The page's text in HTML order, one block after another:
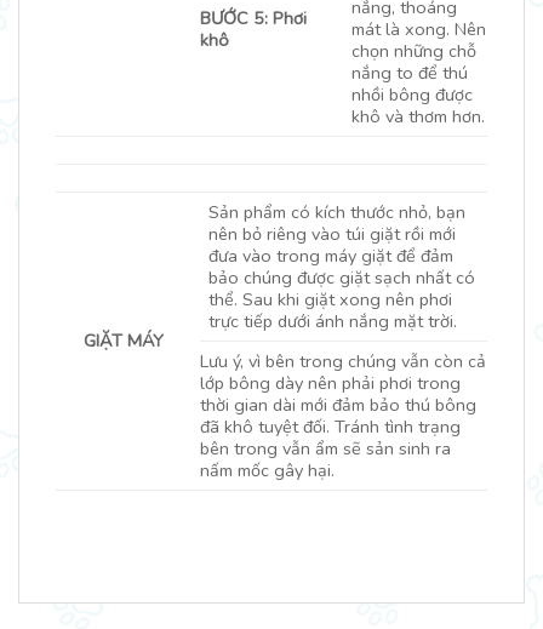
BƯỚC 5: Phơi
khô
nắng, thoáng
mát là xong. Nên
chọn những chỗ
nắng to để thú
nhồi bông được
khô và thơm hơn.
GIẶT MÁY
Sản phẩm có kích thước nhỏ, bạn
nên bỏ riêng vào túi giặt rồi mới
đưa vào trong máy giặt để đảm
bảo chúng được giặt sạch nhất có
thể. Sau khi giặt xong nên phơi
trực tiếp dưới ánh nắng mặt trời.
Lưu ý, vì bên trong chúng vẫn còn cả
lớp bông dày nên phải phơi trong
thời gian dài mới đảm bảo thú bông
đã khô tuyệt đối. Tránh tình trạng
bên trong vẫn ẩm sẽ sản sinh ra
nấm mốc gây hại.